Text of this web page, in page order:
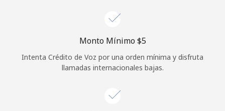
Monto Mínimo ⁦$5⁩
Intenta Crédito de Voz por una orden mínima y disfruta
llamadas internacionales bajas.